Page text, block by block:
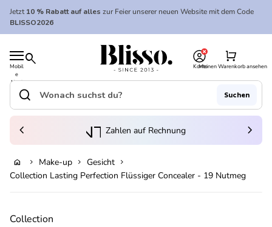
In den Warenkorb legen
Zum Inhalt springen
Jetzt10 % Rabatt auf alles zur Feier unserer neuen Website mit dem Code
BLISSO2026
Mobil
e
Navi
gatio
search
Startseite
Konto
Meinen Warenkorb ansehen
shopping_cart
Startseite
Suche"
search Suchen
(Link öffnet in neuem Tab/Fenster)
Zahlen auf Rechnung
chevron_left chevron_right
home chevron_right Make-up chevron_right Gesicht chevron_right
Collection Lasting Perfection Flüssiger Concealer - 19 Nutmeg
Collection